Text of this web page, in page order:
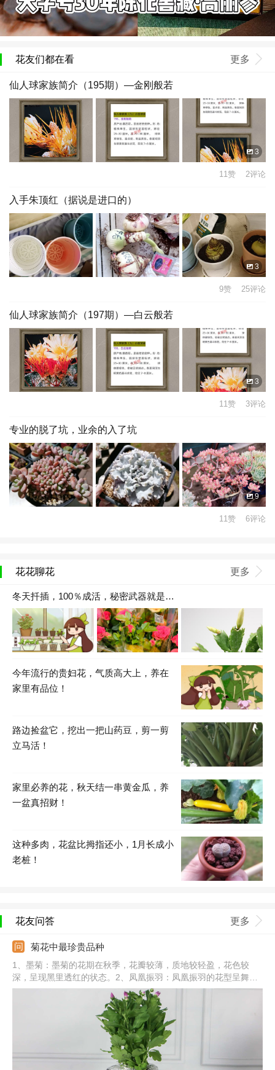
花友们都在看 更多
仙人球家族简介（195期）—金刚般若
3
11赞 2评论
入手朱顶红（据说是进口的）
3
9赞 25评论
仙人球家族简介（197期）—白云般若
3
11赞 3评论
专业的脱了坑，业余的入了坑
9
11赞 6评论
花花聊花 更多
冬天扦插，100％成活，秘密武器就是…
今年流行的贵妇花，气质高大上，养在
家里有品位！
路边捡盆它，挖出一把山药豆，剪一剪
立马活！
家里必养的花，秋天结一串黄金瓜，养
一盆真招财！
这种多肉，花盆比拇指还小，1月长成小
老桩！
花友问答 更多
菊花中最珍贵品种
1、墨菊：墨菊的花期在秋季，花瓣较薄，质地较轻盈，花色较
深，呈现黑里透红的状态。2、凤凰振羽：凤凰振羽的花型呈舞环
形，花朵盛开时，就像往四周伸展一样。3、绿牡丹：绿牡丹的花
色为青绿色，如同是玉石一样，花冠微微呈扁球状。4、其他：还
有十丈垂帘、雪珠红梅、红衣绿裳、绿云、帅旗、鬃掸佛尘、西湖